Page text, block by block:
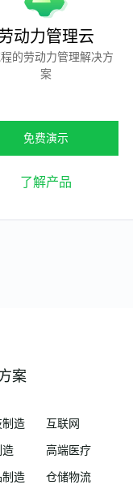
动力管理云
的劳动力管理解决方
案
免费演示
了解产品
案
造
造
造
互联网
高端医疗
仓储物流